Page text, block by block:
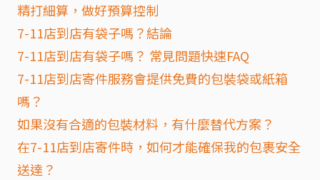
精打細算，做好預算控制
7-11店到店有袋子嗎？結論
7-11店到店有袋子嗎？ 常見問題快速FAQ
7-11店到店寄件服務會提供免費的包裝袋或紙箱
嗎？
如果沒有合適的包裝材料，有什麼替代方案？
在7-11店到店寄件時，如何才能確保我的包裹安全
送達？